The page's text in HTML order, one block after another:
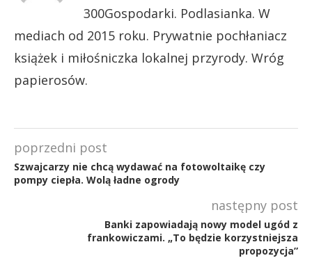
300Gospodarki. Podlasianka. W
mediach od 2015 roku. Prywatnie pochłaniacz
książek i miłośniczka lokalnej przyrody. Wróg
papierosów.
poprzedni post
Szwajcarzy nie chcą wydawać na fotowoltaikę czy
pompy ciepła. Wolą ładne ogrody
następny post
Banki zapowiadają nowy model ugód z
frankowiczami. „To będzie korzystniejsza
propozycja”